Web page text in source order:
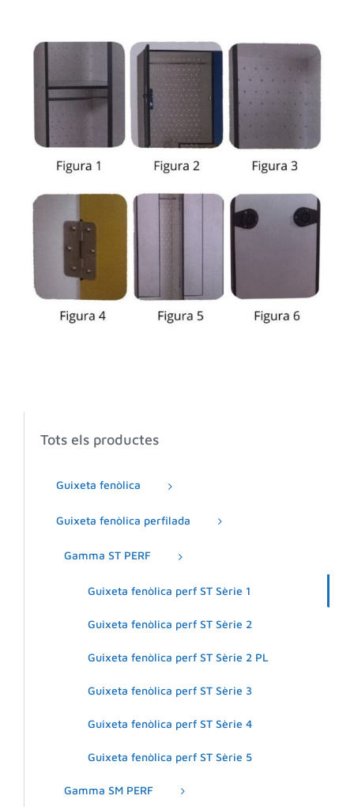
Tots els productes
Guixeta fenòlica
Guixeta fenòlica perfilada
Gamma ST PERF
Guixeta fenòlica perf ST Sèrie 1
Guixeta fenòlica perf ST Sèrie 2
Guixeta fenòlica perf ST Sèrie 2 PL
Guixeta fenòlica perf ST Sèrie 3
Guixeta fenòlica perf ST Sèrie 4
Guixeta fenòlica perf ST Sèrie 5
Gamma SM PERF